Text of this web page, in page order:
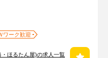
ワーク歓迎
ほるたん屋)の求人一覧